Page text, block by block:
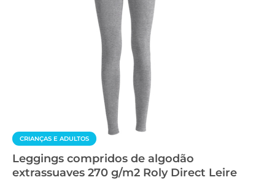
CRIANÇAS E ADULTOS
Leggings compridos de algodão
extrassuaves 270 g/m2 Roly Direct Leire